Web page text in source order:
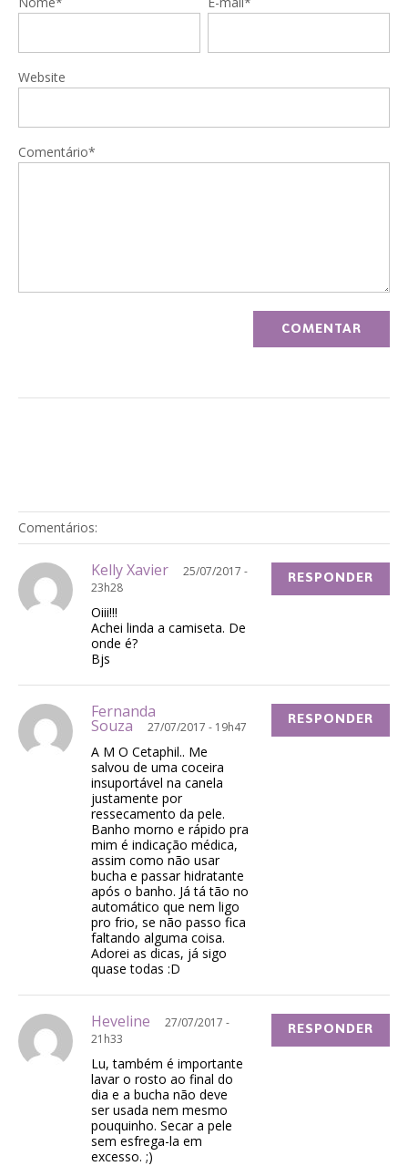
Website
Comentário*
Comentários:
Kelly Xavier
25/07/2017 -
23h28
Oiii!!!
Achei linda a camiseta. De
onde é?
Bjs
RESPONDER
Fernanda
Souza 27/07/2017 - 19h47
A M O Cetaphil.. Me
salvou de uma coceira
insuportável na canela
justamente por
ressecamento da pele.
Banho morno e rápido pra
mim é indicação médica,
assim como não usar
bucha e passar hidratante
após o banho. Já tá tão no
automático que nem ligo
pro frio, se não passo fica
faltando alguma coisa.
Adorei as dicas, já sigo
quase todas :D
RESPONDER
Heveline
27/07/2017 -
21h33
Lu, também é importante
lavar o rosto ao final do
dia e a bucha não deve
ser usada nem mesmo
pouquinho. Secar a pele
sem esfrega-la em
excesso. ;)
RESPONDER